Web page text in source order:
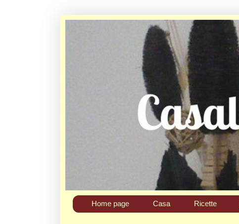
Home page Casa Ricette